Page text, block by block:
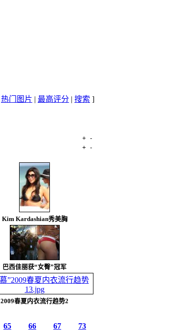
热门图片 | 最高评分 | 搜索 ]
+ -
+ -
Kim Kardashian秀美胸
巴西佳丽获“女臀”冠军
2009春夏内衣流行趋势2
65 66 67 73